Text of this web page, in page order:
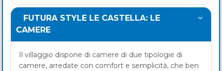
FUTURA STYLE LE CASTELLA: LE
CAMERE
Il villaggio dispone di camere di due tipologie di
camere, arredate con comfort e semplicità, che ben